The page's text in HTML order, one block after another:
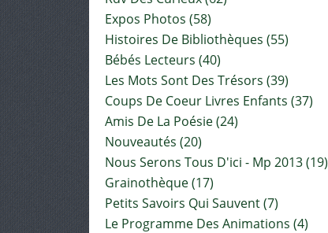
Expos Photos (58)
Histoires De Bibliothèques (55)
Bébés Lecteurs (40)
Les Mots Sont Des Trésors (39)
Coups De Coeur Livres Enfants (37)
Amis De La Poésie(24)
Nouveautés (20)
Nous Serons Tous D'ici - Mp 2013(19)
Grainothèque(17)
Petits Savoirs Qui Sauvent(7)
Le Programme Des Animations (4)